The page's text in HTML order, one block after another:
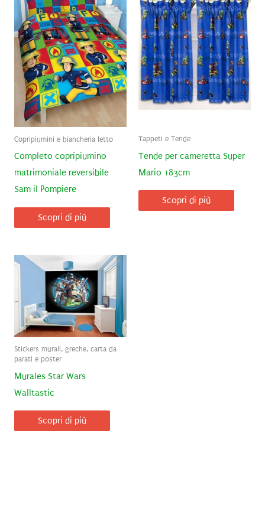
Copripiumini e biancheria letto
Completo copripiumino
matrimoniale reversibile
Sam il Pompiere
Scopri di più
Tappeti e Tende
Tende per cameretta Super
Mario 183cm
Scopri di più
Stickers murali, greche, carta da
parati e poster
Murales Star Wars
Walltastic
Scopri di più